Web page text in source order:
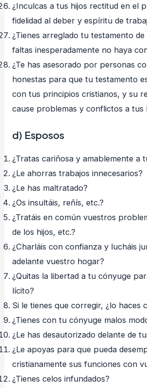
¿Inculcas a tus hijos rectitud en el
fidelidad al deber y espíritu de
¿Tienes arreglado tu testamento
faltas inesperadamente no haya
¿Te has asesorado por personas
honestas para que tu testamento
con tus principios cristianos, y su
cause problemas y conflictos a tus
d) Esposos
¿Tratas cariñosa y amablemente a
¿Le ahorras trabajos innecesarios?
¿Le has maltratado?
¿Os insultáis, reñís, etc.?
¿Tratáis en común vuestros
de los hijos, etc.?
¿Charláis con confianza y lucháis
adelante vuestro hogar?
¿Quitas la libertad a tu cónyuge
lícito?
Si le tienes que corregir, ¿lo haces
¿Tienes con tu cónyuge malos
¿Le has desautorizado delante de
¿Le apoyas para que pueda
cristianamente sus funciones con
¿Tienes celos infundados?